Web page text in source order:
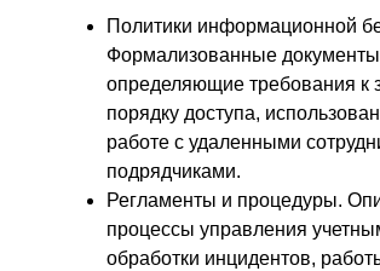
Политики информационной
Формализованные
определяющие требования к
порядку доступа,
работе с удаленными
подрядчиками.
Регламенты и процедуры.
процессы управления
обработки инцидентов,